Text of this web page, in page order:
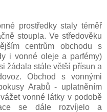
prostředky staly téměř
stoupla. Ve středověku
centrům obchodu s
i vonné oleje a parfémy)
žádala stále větší přísun a
Obchod s vonnými
Arabů - uplatněním
vonné látky v podobě
se dále rozvíjelo a